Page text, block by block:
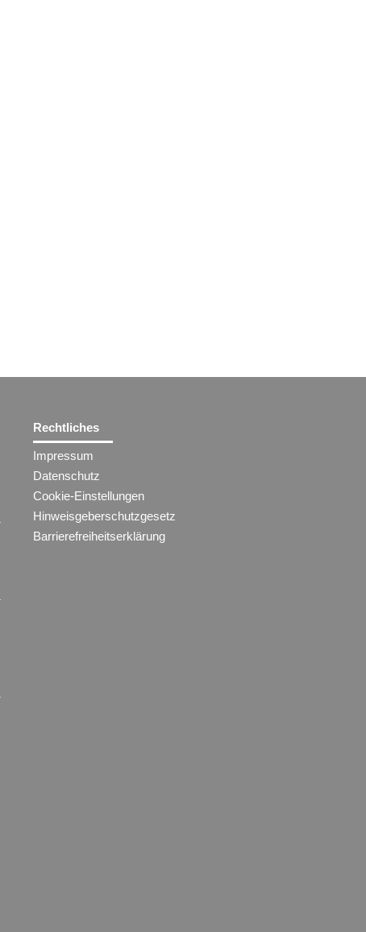
Rechtliches
Impressum
Datenschutz
Cookie-Einstellungen
Hinweisgeberschutzgesetz
Barrierefreiheitserklärung